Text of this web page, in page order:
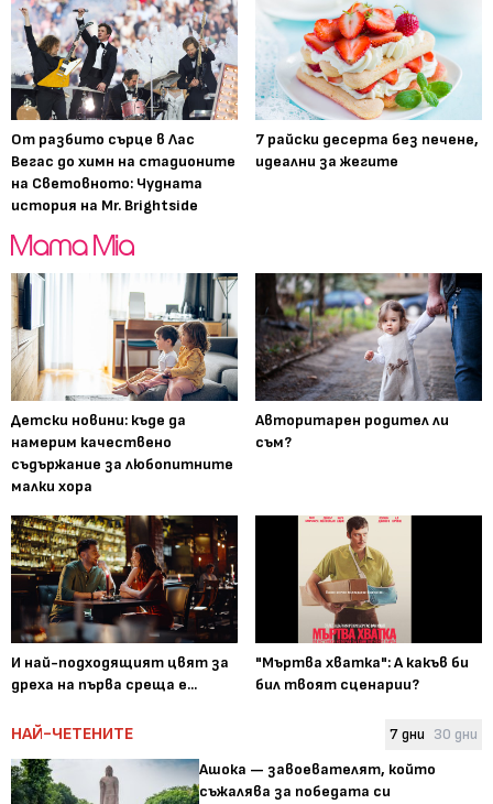
От разбито сърце в Лас
Вегас до химн на стадионите
на Световното: Чудната
история на Mr. Brightside
7 райски десерта без печене,
идеални за жегите
Детски новини: къде да
намерим качествено
съдържание за любопитните
малки хора
Авторитарен родител ли
съм?
И най-подходящият цвят за
дреха на първа среща е...
"Мъртва хватка": А какъв би
бил твоят сценарии?
НАЙ-ЧЕТЕНИТЕ 7 дни 30 дни
Ашока — завоевателят, който
съжалява за победата си